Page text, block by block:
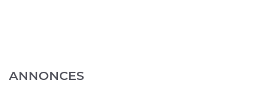
ANNONCES